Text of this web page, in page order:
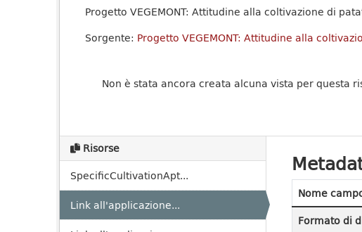
Progetto VEGEMONT: Attitudine alla coltivazione di
Sorgente: Progetto VEGEMONT: Attitudine alla
Non è stata ancora creata alcuna vista per questa
Risorse
SpecificCultivationApt...
Link all'applicazione...
Nome
Formato di